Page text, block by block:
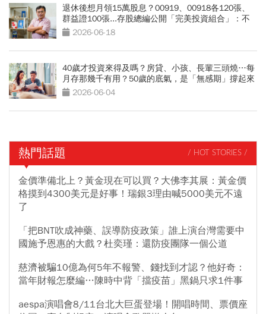
退休後想月領15萬股息？00919、00918各120張、
群益證100張...存股總編公開「完美投資組合」：不
盯盤睡覺也照賺
2026-06-18
40歲才投資來得及嗎？房貸、小孩、長輩三頭燒…每
月存那幾千有用？50歲的底氣，是「無感期」撐起來
的 2026-06-04
熱門話題 / HOT STORIES /
金價準備北上？黃金現在可以買？大佛李其展：黃金價
格摸到4300美元是好事！瑞銀3理由喊5000美元不遠
了
「把BNT吹成神藥、誤導防疫政策」誰上演台灣需要中
國施予恩惠的大戲？杜奕瑾：還防疫團隊一個公道
慈濟被騙10億為何5年不報警、錢找到才認？他好奇：
當年財報怎麼編…陳時中背「擋疫苗」黑鍋只求1件事
aespa演唱會8/11台北大巨蛋登場！開唱時間、票價座